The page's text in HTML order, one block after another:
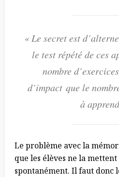
« Le secret est
le test répété de ces
nombre
d’impact que le
à
Le problème avec la
que les élèves ne la
spontanément. Il faut donc